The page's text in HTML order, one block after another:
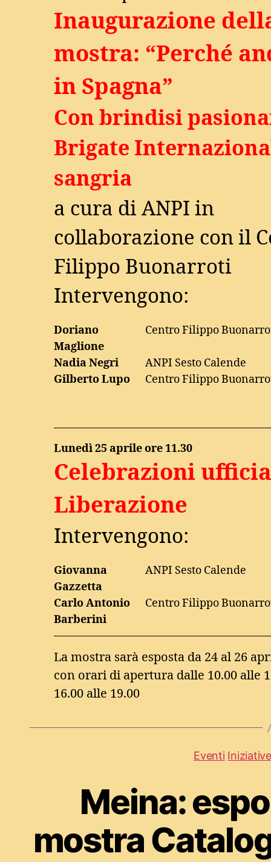
Inaugurazione
mostra: “Perché
in Spagna”
Con brindisi
Brigate
sangria
a cura di ANPI in
collaborazione con il
Filippo Buonarroti
Intervengono:
Doriano
Maglione
Centro Filippo
Nadia Negri
ANPI Sesto Calende
Gilberto Lupo
Centro Filippo
Lunedì 25 aprile ore 11.30
Celebrazioni
Liberazione
Intervengono:
Giovanna
Gazzetta
ANPI Sesto Calende
Carlo Antonio
Barberini
Centro Filippo
La mostra sarà esposta da 24 al 26
con orari di apertura dalle 10.00 alle
16.00 alle 19.00
Eventi Iniziative
Meina:
mostra